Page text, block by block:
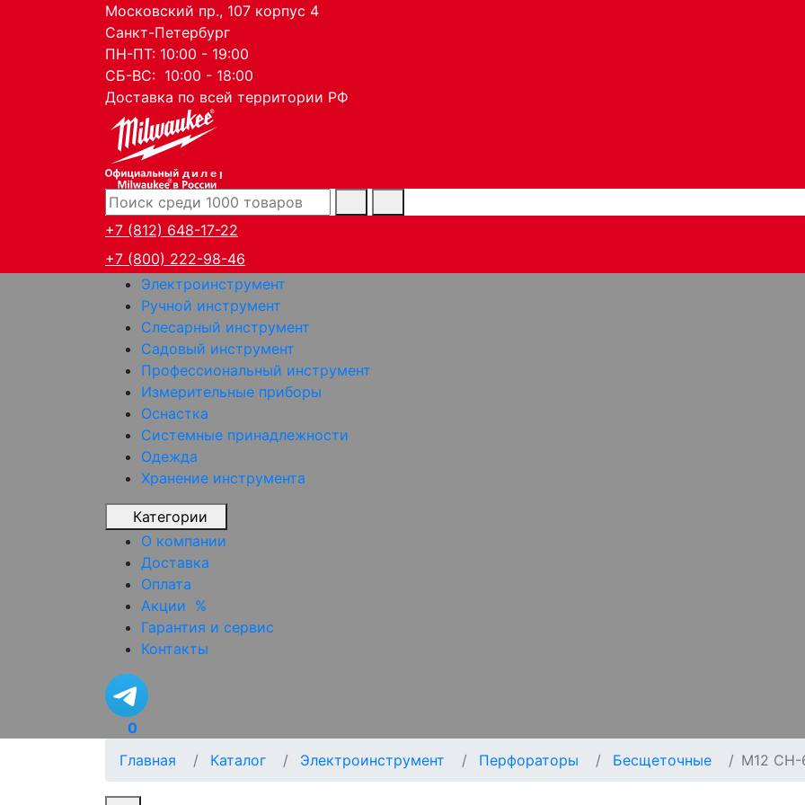
Московский пр., 107 корпус 4
Санкт-Петербург
ПН-ПТ: 10:00 - 19:00
СБ-ВС: 10:00 - 18:00
Доставка по всей территории РФ
дилер
+7 (812) 648-17-22
+7 (800) 222-98-46
Электроинструмент
Ручной инструмент
Слесарный инструмент
Садовый инструмент
Профессиональный инструмент
Измерительные приборы
Оснастка
Системные принадлежности
Одежда
Хранение инструмента
Категории
О компании
Доставка
Оплата
Акции %
Гарантия и сервис
Контакты
0
Главная
Каталог Электроинструмент Перфораторы Бесщеточные M12